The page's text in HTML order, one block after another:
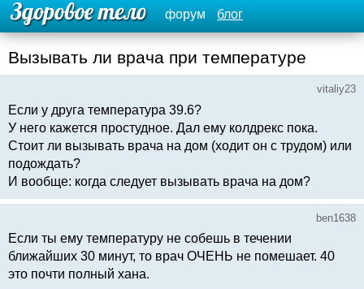
форум блог
Вызывать ли врача при температуре
vitaliy23
Если у друга температура 39.6?
У него кажется простудное. Дал ему колдрекс пока.
Стоит ли вызывать врача на дом (ходит он с трудом) или
подождать?
И вообще: когда следует вызывать врача на дом?
ben1638
Если ты ему температуру не собешь в течении
ближайших 30 минут, то врач ОЧЕНЬ не помешает. 40
это почти полный хана.